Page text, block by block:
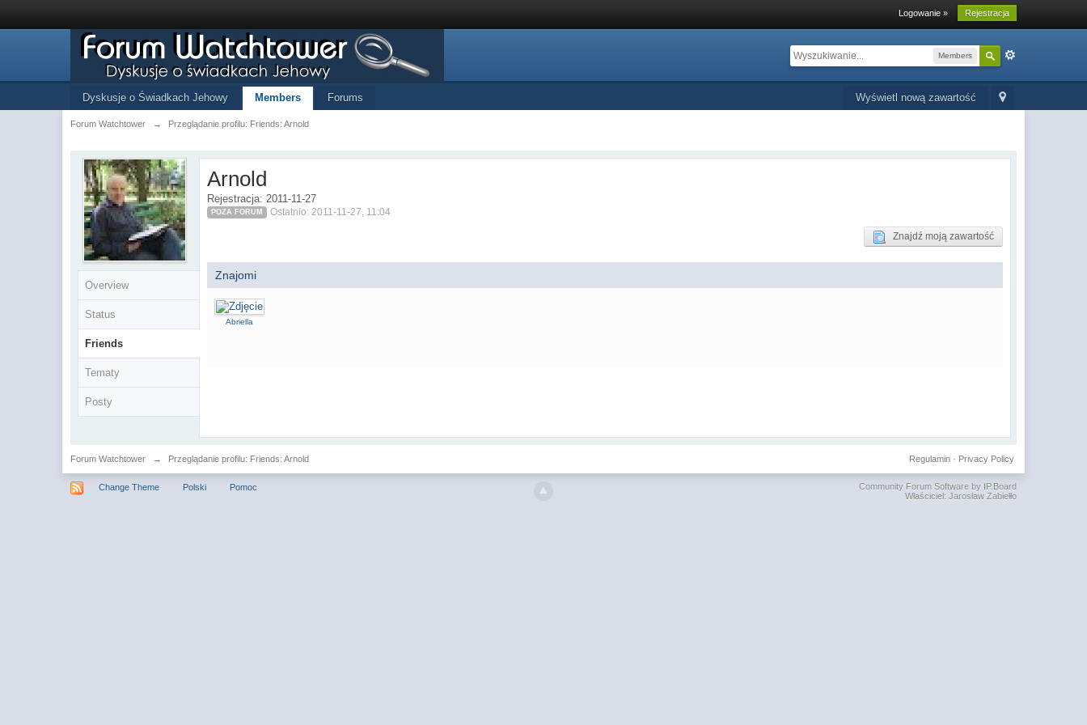
Logowanie » Rejestracja
Members
Wyświetl nową zawartość
Dyskusje o Świadkach Jehowy Members Forums
Forum Watchtower → Przeglądanie profilu: Friends: Arnold
Overview
Status
Friends
Tematy
Posty
Arnold
Rejestracja: 2011-11-27
POZA FORUM Ostatnio: 2011-11-27, 11:04
Znajdź moją zawartość
Znajomi
Abriella
Forum Watchtower → Przeglądanie profilu: Friends: Arnold Privacy Policy
Regulamin·
Change Theme Polski Pomoc
Community Forum Software by IP.Board
Właściciel: Jarosław Zabiełło